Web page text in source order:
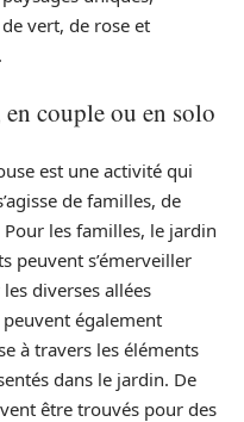
vert, de rose et
couple ou en solo
est une activité qui
de familles, de
les familles, le jardin
peuvent s’émerveiller
diverses allées
également
à travers les éléments
dans le jardin. De
être trouvés pour des